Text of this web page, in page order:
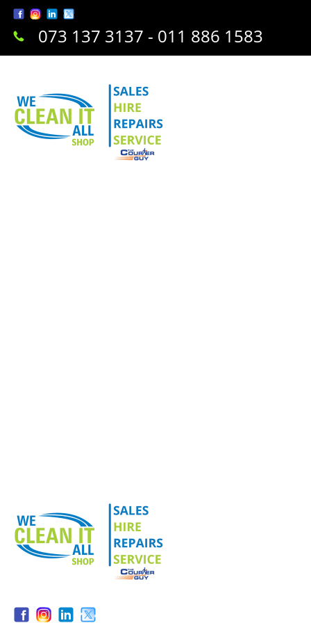
073 137 3137 - 011 886 1583